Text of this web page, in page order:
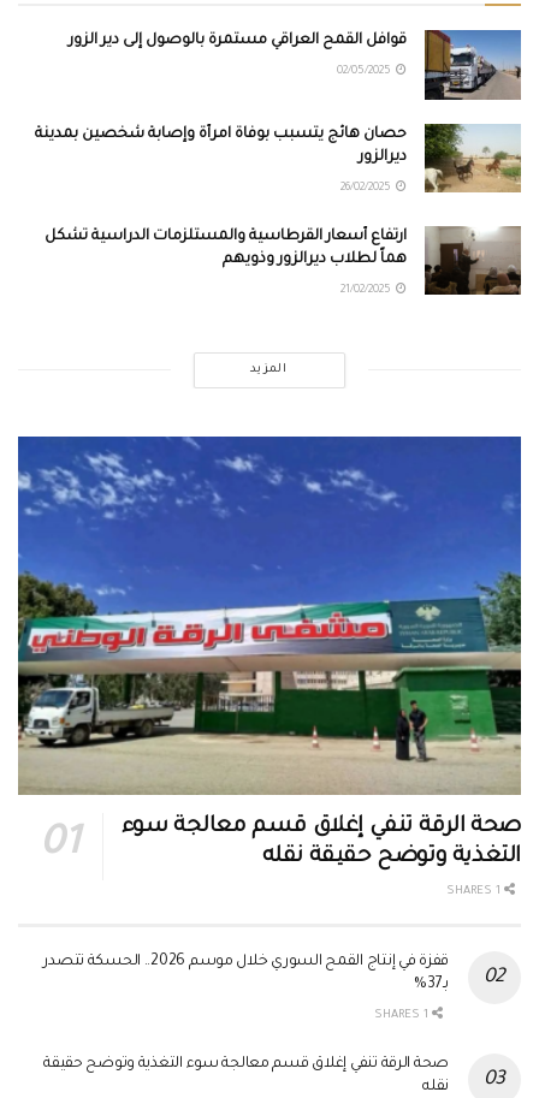
قوافل القمح العراقي مستمرة بالوصول إلى دير الزور
حصان هائج يتسبب بوفاة امرأة وإصابة شخصين بمدينة
ديرالزور
ارتفاع أسعار القرطاسية والمستلزمات الدراسية تشكل
هماً لطلاب ديرالزور وذويهم
المزيد
صحة الرقة تنفي إغلاق قسم معالجة سوء
التغذية وتوضح حقيقة نقله
قفزة في إنتاج القمح السوري خلال موسم 2026.. الحسكة تتصدر
بـ37%
صحة الرقة تنفي إغلاق قسم معالجة سوء التغذية وتوضح حقيقة
نقله